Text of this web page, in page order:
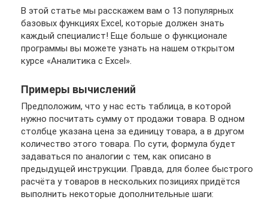
В этой статье мы расскажем вам о 13 популярных
базовых функциях Excel, которые должен знать
каждый специалист! Еще больше о функционале
программы вы можете узнать на нашем открытом
курсе «Аналитика с Excel».
Примеры вычислений
Предположим, что у нас есть таблица, в которой
нужно посчитать сумму от продажи товара. В одном
столбце указана цена за единицу товара, а в другом
количество этого товара. По сути, формула будет
задаваться по аналогии с тем, как описано в
предыдущей инструкции. Правда, для более быстрого
расчёта у товаров в нескольких позициях придётся
выполнить некоторые дополнительные шаги: